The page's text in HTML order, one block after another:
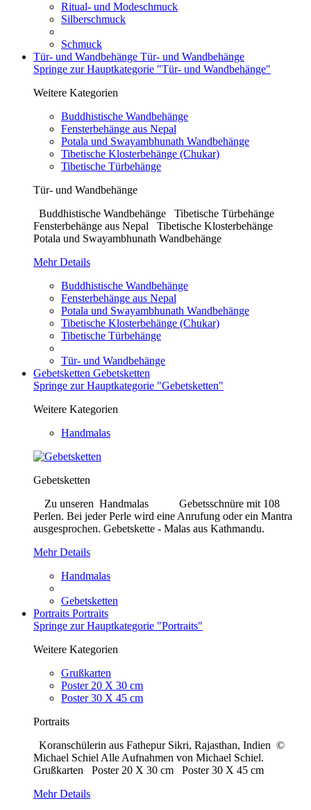
Ritual- und Modeschmuck
Silberschmuck
Schmuck
Tür- und Wandbehänge Tür- und Wandbehänge
Springe zur Hauptkategorie "Tür- und Wandbehänge"
Weitere Kategorien
Buddhistische Wandbehänge
Fensterbehänge aus Nepal
Potala und Swayambhunath Wandbehänge
Tibetische Klosterbehänge (Chukar)
Tibetische Türbehänge
Tür- und Wandbehänge
Buddhistische Wandbehänge Tibetische Türbehänge
Fensterbehänge aus Nepal Tibetische Klosterbehänge
Potala und Swayambhunath Wandbehänge
Mehr Details
Buddhistische Wandbehänge
Fensterbehänge aus Nepal
Potala und Swayambhunath Wandbehänge
Tibetische Klosterbehänge (Chukar)
Tibetische Türbehänge
Tür- und Wandbehänge
Gebetsketten Gebetsketten
Springe zur Hauptkategorie "Gebetsketten"
Weitere Kategorien
Handmalas
Gebetsketten
Zu unseren Handmalas Gebetsschnüre mit 108
Perlen. Bei jeder Perle wird eine Anrufung oder ein Mantra
ausgesprochen. Gebetskette - Malas aus Kathmandu.
Mehr Details
Handmalas
Gebetsketten
Portraits Portraits
Springe zur Hauptkategorie "Portraits"
Weitere Kategorien
Grußkarten
Poster 20 X 30 cm
Poster 30 X 45 cm
Portraits
Koranschülerin aus Fathepur Sikri, Rajasthan, Indien ©
Michael Schiel Alle Aufnahmen von Michael Schiel.
Grußkarten Poster 20 X 30 cm Poster 30 X 45 cm
Mehr Details